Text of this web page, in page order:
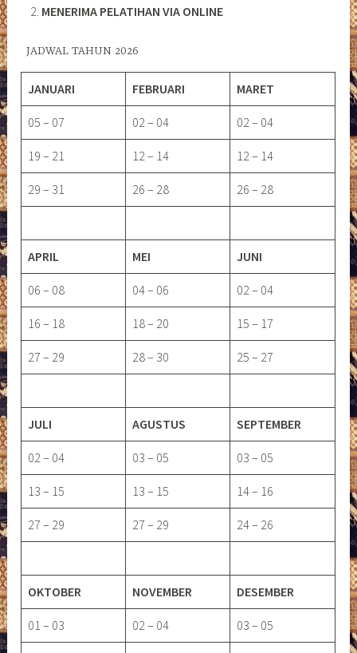
MENERIMA PELATIHAN VIA ONLINE
JADWAL TAHUN 2026
JANUARI FEBRUARI MARET
05 – 07 02 – 04 02 – 04
19 – 21 12 – 14 12 – 14
29 – 31 26 – 28 26 – 28
APRIL MEI JUNI
06 – 08 04 – 06 02 – 04
16 – 18 18 – 20 15 – 17
27 – 29 28 – 30 25 – 27
JULI AGUSTUS SEPTEMBER
02 – 04 03 – 05 03 – 05
13 – 15 13 – 15 14 – 16
27 – 29 27 – 29 24 – 26
OKTOBER NOVEMBER DESEMBER
01 – 03 02 – 04 03 – 05